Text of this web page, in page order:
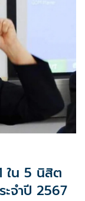
นิสิต
ะจำปี 2567